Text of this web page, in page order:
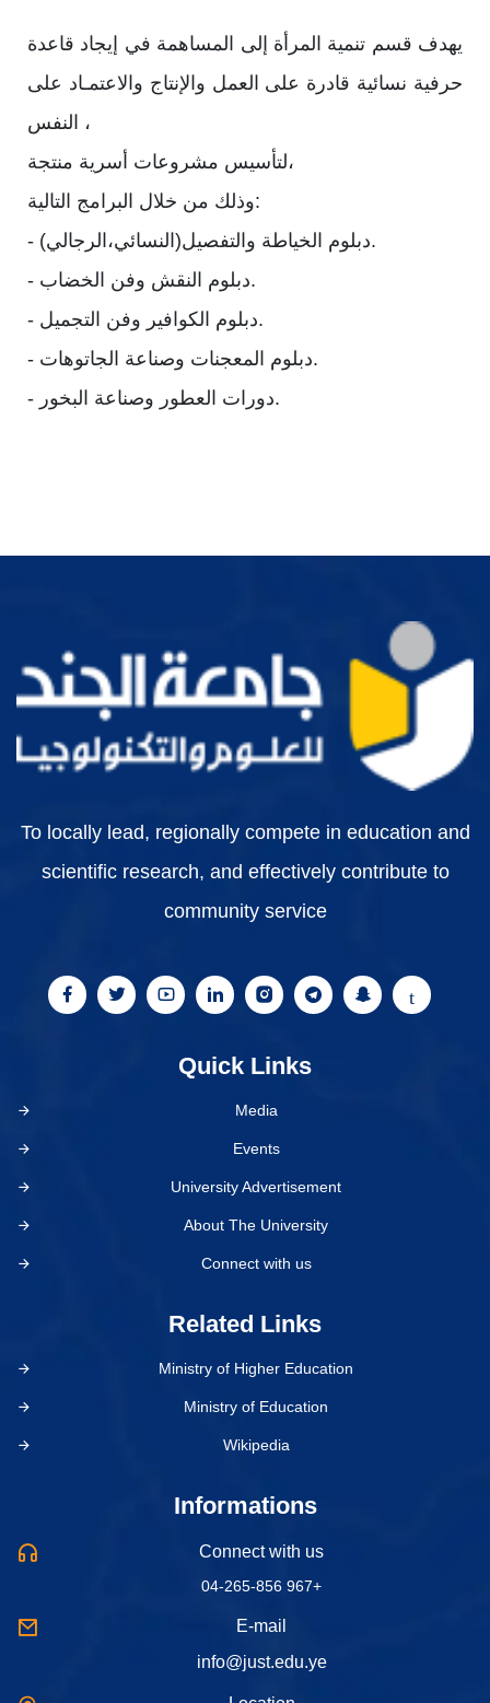
يهدف قسم تنمية المرأة إلى المساهمة في إيجاد قاعدة
حرفية نسائية قادرة على العمل والإنتاج والاعتمـاد على
النفس ،
لتأسيس مشروعات أسرية منتجة،
وذلك من خلال البرامج التالية:
- دبلوم الخياطة والتفصيل(النسائي،الرجالي).
- دبلوم النقش وفن الخضاب.
- دبلوم الكوافير وفن التجميل.
- دبلوم المعجنات وصناعة الجاتوهات.
- دورات العطور وصناعة البخور.
To locally lead, regionally compete in education and
scientific research, and effectively contribute to
community service
Quick Links
Media
Events
University Advertisement
About The University
Connect with us
Related Links
Ministry of Higher Education
Ministry of Education
Wikipedia
Informations
Connect with us
04-265-856 967+
E-mail
info@just.edu.ye